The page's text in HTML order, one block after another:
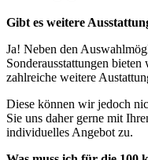
Gibt es weitere
Ja! Neben den
Sonderausstattungen
zahlreiche weitere
Diese können wir jedoch
Sie uns daher gerne mit
individuelles Angebot zu.